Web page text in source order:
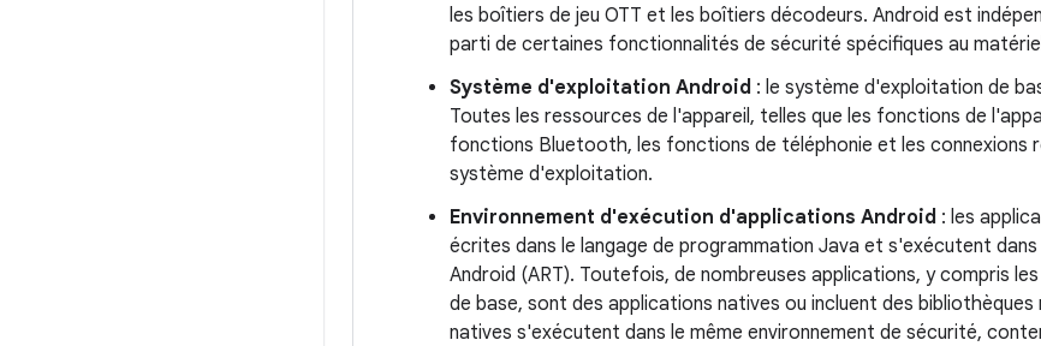
les boîtiers de jeu OTT et les boîtiers décodeurs. Android est
parti de certaines fonctionnalités de sécurité spécifiques au
Système d'exploitation Android : le système d'exploitation de
Toutes les ressources de l'appareil, telles que les fonctions de
fonctions Bluetooth, les fonctions de téléphonie et les connexions
système d'exploitation.
Environnement d'exécution d'applications Android : les
écrites dans le langage de programmation Java et s'exécutent
Android (ART). Toutefois, de nombreuses applications, y compris
de base, sont des applications natives ou incluent des
natives s'exécutent dans le même environnement de sécurité,